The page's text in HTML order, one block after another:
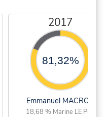
2017
81,32%
Emmanuel MACRON
18,68 % Marine LE PEN